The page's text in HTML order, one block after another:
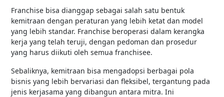
Franchise bisa dianggap sebagai salah satu bentuk
kemitraan dengan peraturan yang lebih ketat dan model
yang lebih standar. Franchise beroperasi dalam kerangka
kerja yang telah teruji, dengan pedoman dan prosedur
yang harus diikuti oleh semua franchisee.
Sebaliknya, kemitraan bisa mengadopsi berbagai pola
bisnis yang lebih bervariasi dan fleksibel, tergantung pada
jenis kerjasama yang dibangun antara mitra. Ini